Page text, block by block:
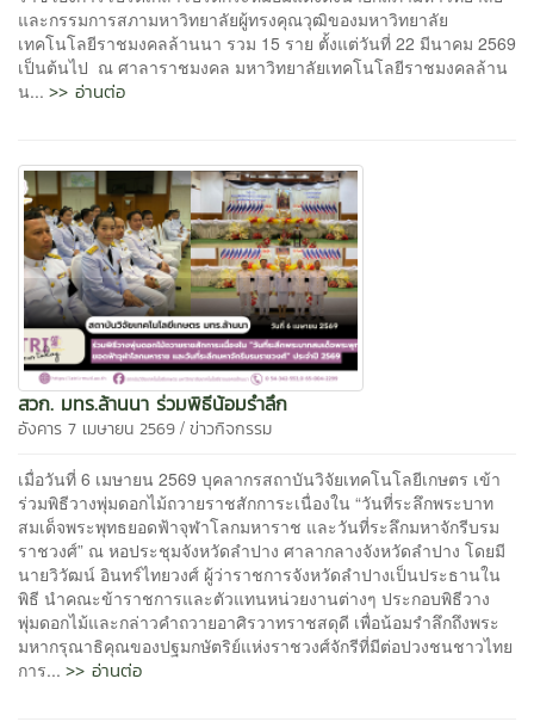
และกรรมการสภามหาวิทยาลัยผู้ทรงคุณวุฒิของมหาวิทยาลัย
เทคโนโลยีราชมงคลล้านนา รวม 15 ราย ตั้งแต่วันที่ 22 มีนาคม 2569
เป็นต้นไป ณ ศาลาราชมงคล มหาวิทยาลัยเทคโนโลยีราชมงคลล้าน
น... >> อ่านต่อ
สวก. มทร.ล้านนา ร่วมพิธีน้อมรำลึก
อังคาร 7 เมษายน 2569 / ข่าวกิจกรรม
เมื่อวันที่ 6 เมษายน 2569 บุคลากรสถาบันวิจัยเทคโนโลยีเกษตร เข้า
ร่วมพิธีวางพุ่มดอกไม้ถวายราชสักการะเนื่องใน “วันที่ระลึกพระบาท
สมเด็จพระพุทธยอดฟ้าจุฬาโลกมหาราช และวันที่ระลึกมหาจักรีบรม
ราชวงศ์” ณ หอประชุมจังหวัดลำปาง ศาลากลางจังหวัดลำปาง โดยมี
นายวิวัฒน์ อินทร์ไทยวงศ์ ผู้ว่าราชการจังหวัดลำปางเป็นประธานใน
พิธี นำคณะข้าราชการและตัวแทนหน่วยงานต่างๆ ประกอบพิธีวาง
พุ่มดอกไม้และกล่าวคำถวายอาศิรวาทราชสดุดี เพื่อน้อมรำลึกถึงพระ
มหากรุณาธิคุณของปฐมกษัตริย์แห่งราชวงศ์จักรีที่มีต่อปวงชนชาวไทย
การ... >> อ่านต่อ